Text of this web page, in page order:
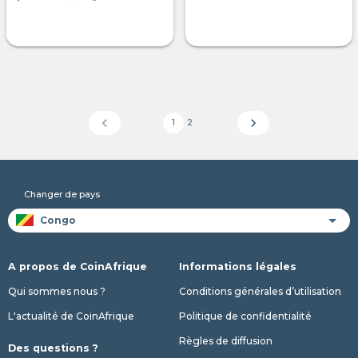
chevron_left 1 2 chevron_right
Changer de pays
A propos de CoinAfrique
Qui sommes nous ?
L'actualité de CoinAfrique
Des questions ?
Informations légales
Conditions générales d’utilisation
Politique de confidentialité
Règles de diffusion